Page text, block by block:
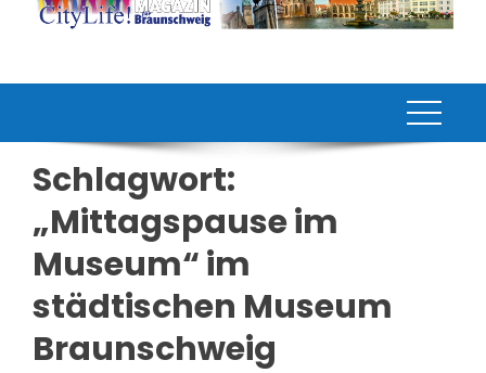
Schlagwort:
„Mittagspause im
Museum“ im
städtischen Museum
Braunschweig